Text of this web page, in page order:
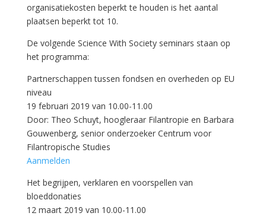
organisatiekosten beperkt te houden is het aantal
plaatsen beperkt tot 10.
De volgende Science With Society seminars staan op
het programma:
Partnerschappen tussen fondsen en overheden op EU
niveau
19 februari 2019 van 10.00-11.00
Door: Theo Schuyt, hoogleraar Filantropie en Barbara
Gouwenberg, senior onderzoeker Centrum voor
Filantropische Studies
Aanmelden
Het begrijpen, verklaren en voorspellen van
bloeddonaties
12 maart 2019 van 10.00-11.00